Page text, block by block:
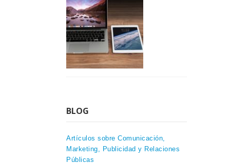
BLOG
Artículos sobre Comunicación,
Marketing, Publicidad y Relaciones
Públicas